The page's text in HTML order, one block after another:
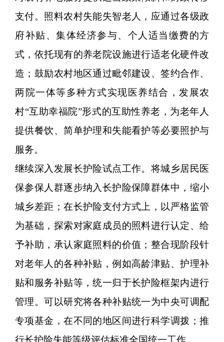
支付。照料农村失能失智老人，应通过各级政
府补贴、集体经济参与、个人适当缴费的方
式，依托现有的养老院设施进行适老化硬件改
造；鼓励农村地区通过毗邻建设、签约合作、
两院一体等多种方式实现医养结合，发展农
村“互助幸福院”形式的互助性养老，为老年人
提供餐饮、简单护理和失能看护等必要照护与
服务。
继续深入发展长护险试点工作。将城乡居民医
保参保人群逐步纳入长护险保障群体中，缩小
城乡差距；在长护险支付方式上，以严格监管
为基础，探索对家庭成员的照料进行认定、给
予补助，承认家庭照料的价值；整合现阶段针
对老年人的各种补贴，例如高龄津贴、护理补
贴和服务补贴等，统一归于长护险框架内进行
管理。可以研究将各种补贴统一为中央可调配
专项基金，在不同的地区间进行科学调拨；推